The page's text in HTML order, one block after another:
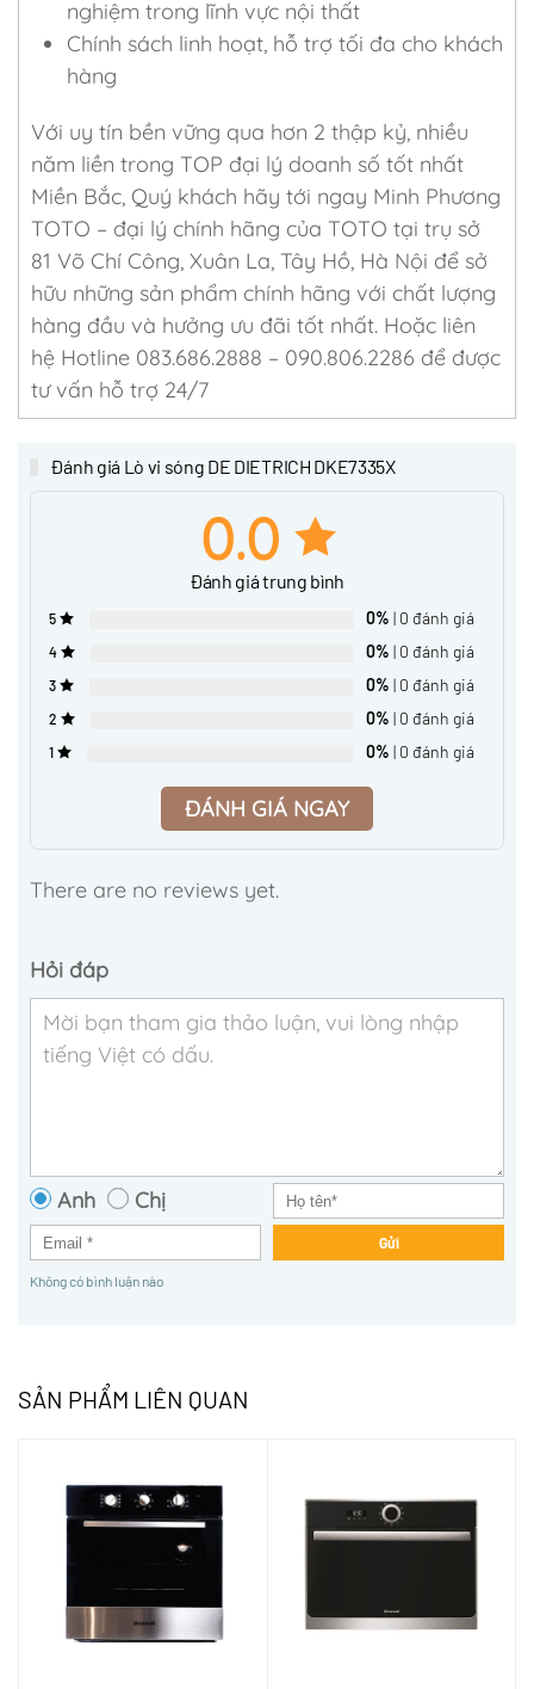
nghiệm trong lĩnh vực nội thất
Chính sách linh hoạt, hỗ trợ tối đa cho khách
hàng
Với uy tín bền vững qua hơn 2 thập kỷ, nhiều
năm liền trong TOP đại lý doanh số tốt nhất
Miền Bắc, Quý khách hãy tới ngay Minh Phương
TOTO – đại lý chính hãng của TOTO tại trụ sở
81 Võ Chí Công, Xuân La, Tây Hồ, Hà Nội để sở
hữu những sản phẩm chính hãng với chất lượng
hàng đầu và hưởng ưu đãi tốt nhất. Hoặc liên
hệ Hotline 083.686.2888 – 090.806.2286 để được
tư vấn hỗ trợ 24/7
Đánh giá Lò vi sóng DE DIETRICH DKE7335X
0.0
Đánh giá trung bình
5 0% | 0 đánh giá
4 0% | 0 đánh giá
3 0% | 0 đánh giá
2 0% | 0 đánh giá
1 0% | 0 đánh giá
ĐÁNH GIÁ NGAY
There are no reviews yet.
Hỏi đáp
Anh Chị
Gửi
Không có bình luận nào
SẢN PHẨM LIÊN QUAN